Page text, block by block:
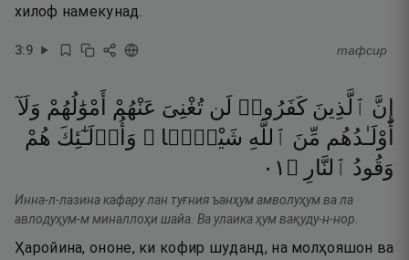
хилоф намекунад.
3:9 тафсир
إِنَّ ٱلَّذِينَ كَفَرُوا۟ لَن تُغْنِىَ عَنْهُمْ أَمْوَٰلُهُمْ وَلَآ
أَوْلَـٰدُهُم مِّنَ ٱللَّهِ شَيْـًۭٔا ۖ وَأُو۟لَـٰٓئِكَ هُمْ
وَقُودُ ٱلنَّارِ ۝ ١٠
Инна-л-лазина кафару лан туғния ъанҳум амволуҳум ва ла
авлодуҳум-м миналлоҳи шайа. Ва улаика ҳум вақуду-н-нор.
Ҳаройина, ононе, ки кофир шуданд, на молҳояшон ва